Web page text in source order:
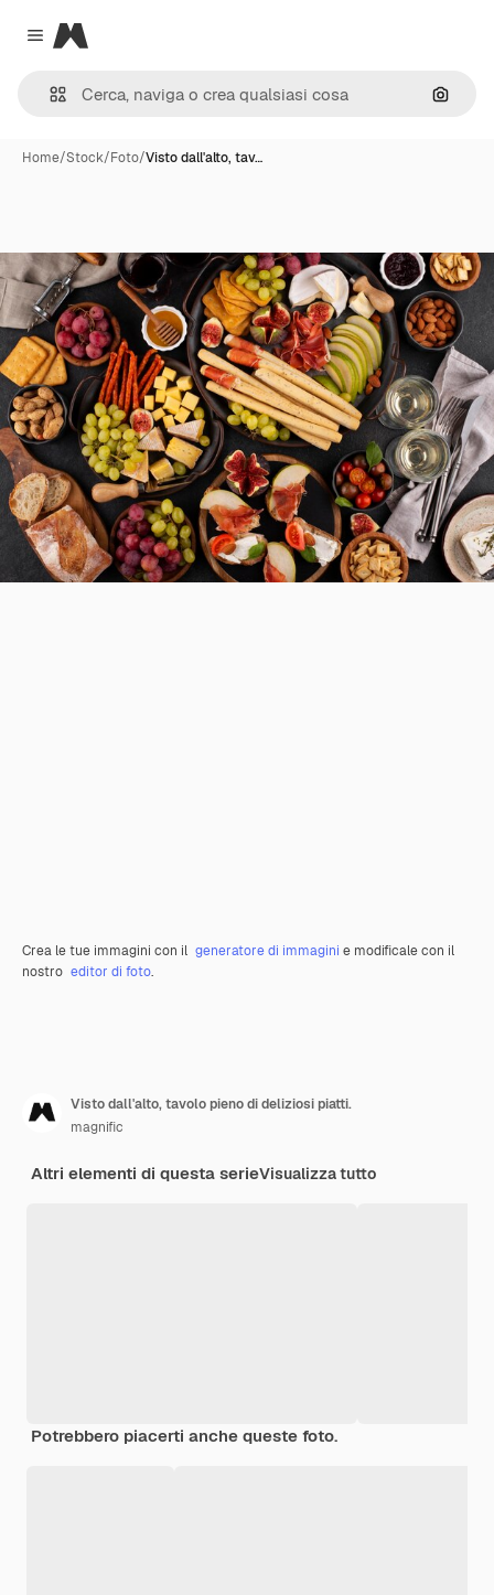
Close menu
Magnific
Cerca
Home/Stock/Foto/Visto dall'alto, tav…
Crea le tue immagini con il generatore di immagini e modificale con il
nostro editor di foto.
Visto dall'alto, tavolo pieno di deliziosi piatti.
magnific
Altri elementi di questa serieVisualizza tutto
Potrebbero piacerti anche queste foto.